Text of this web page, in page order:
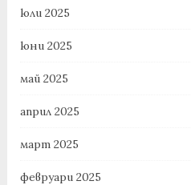
юли 2025
юни 2025
май 2025
април 2025
март 2025
февруари 2025